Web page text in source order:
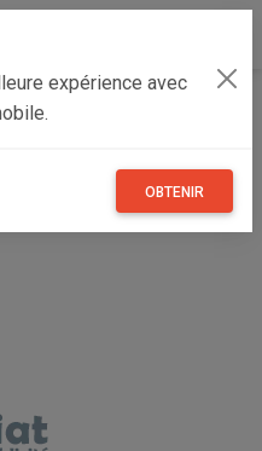
expérience avec
OBTENIR